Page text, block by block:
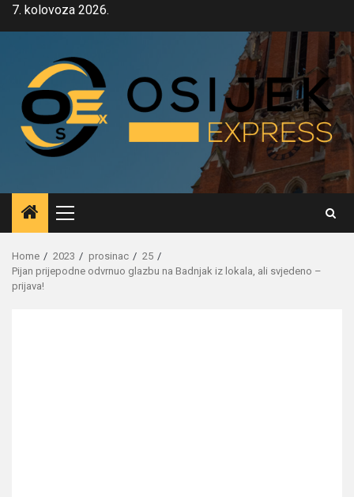
Skip7. kolovoza 2026.
Primary
Menu
Home 2023 prosinac
25
Pijan prijepodne odvrnuo glazbu na Badnjak iz lokala, ali svjedeno –
prijava!